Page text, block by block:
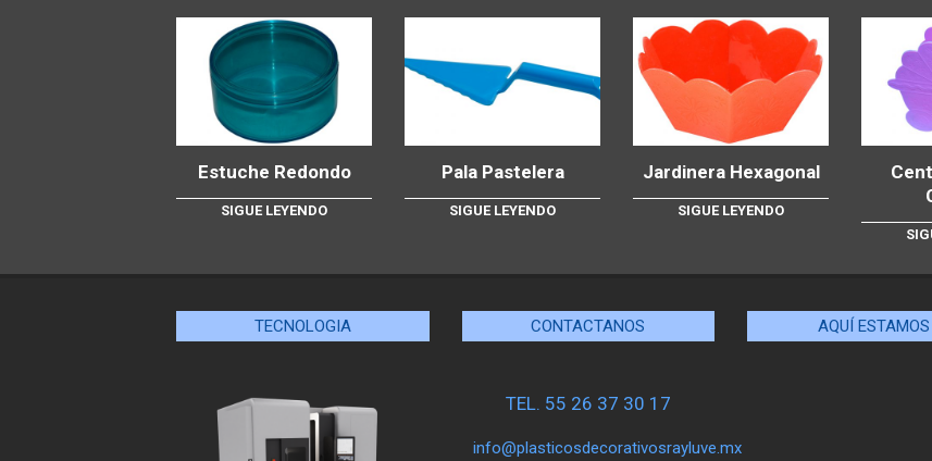
Estuche Redondo
SIGUE LEYENDO
Pala Pastelera
SIGUE LEYENDO
Jardinera Hexagonal
SIGUE LEYENDO
TECNOLOGIA CONTACTANOS
TEL. 55 26 37 30 17
info@plasticosdecorativosrayluve.mx
AQUÍ ESTAMOS